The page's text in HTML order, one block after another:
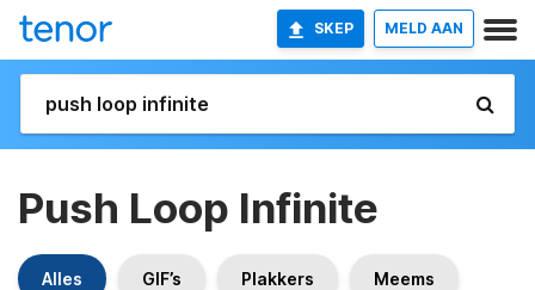
SKEP MELD AAN
Push Loop Infinite
Alles GIF’s Plakkers Meems